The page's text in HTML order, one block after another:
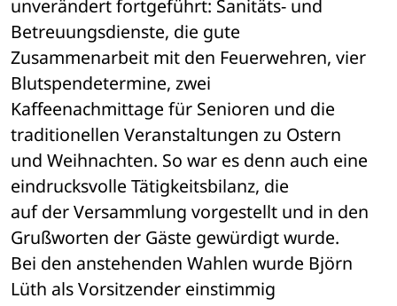
unverändert fortgeführt: Sanitäts- und
Betreuungsdienste, die gute
Zusammenarbeit mit den Feuerwehren, vier
Blutspendetermine, zwei
Kaffeenachmittage für Senioren und die
traditionellen Veranstaltungen zu Ostern
und Weihnachten. So war es denn auch eine
eindrucksvolle Tätigkeitsbilanz, die
auf der Versammlung vorgestellt und in den
Grußworten der Gäste gewürdigt wurde.
Bei den anstehenden Wahlen wurde Björn
Lüth als Vorsitzender einstimmig